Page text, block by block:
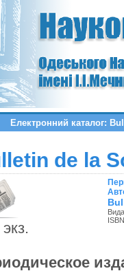
Електронний каталог:
de la